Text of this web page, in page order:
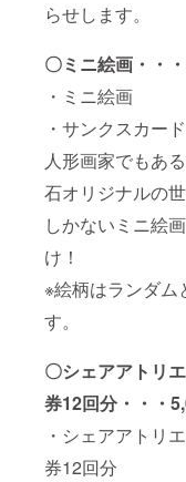
らせします。
〇ミニ絵画・・
・ミニ絵画
・サンクスカード
人形画家でもあ
石オリジナルの
しかないミニ絵
け！
※絵柄はランダム
す。
〇シェアアトリ
券12回分・・・
・シェアアトリ
券12回分